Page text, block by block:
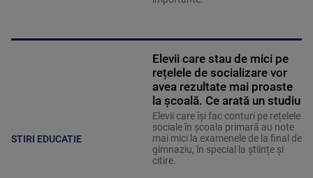
STIRI EDUCATIE
Elevii care stau de mici pe
rețelele de socializare vor
avea rezultate mai proaste
la școală. Ce arată un studiu
Elevii care îşi fac conturi pe rețelele
sociale în școala primară au note
mai mici la examenele de la final de
gimnaziu, în special la științe și
citire.